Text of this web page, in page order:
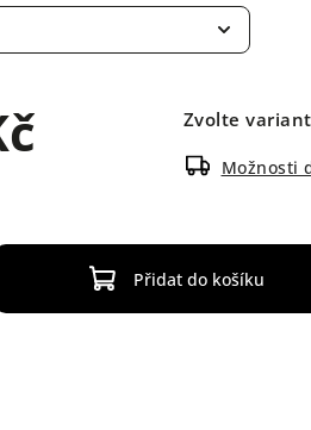
Zvolte
Možnosti
Přidat do košíku